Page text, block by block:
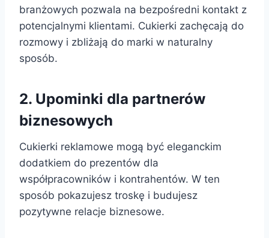
branżowych pozwala na bezpośredni kontakt z
potencjalnymi klientami. Cukierki zachęcają do
rozmowy i zbliżają do marki w naturalny
sposób.
2. Upominki dla partnerów
biznesowych
Cukierki reklamowe mogą być eleganckim
dodatkiem do prezentów dla
współpracowników i kontrahentów. W ten
sposób pokazujesz troskę i budujesz
pozytywne relacje biznesowe.